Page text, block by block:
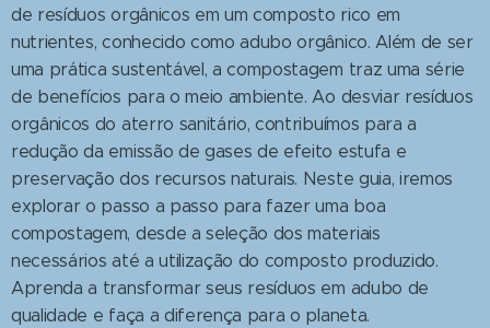
de resíduos orgânicos em um composto rico em
nutrientes, conhecido como adubo orgânico. Além de ser
uma prática sustentável, a compostagem traz uma série
de benefícios para o meio ambiente. Ao desviar resíduos
orgânicos do aterro sanitário, contribuímos para a
redução da emissão de gases de efeito estufa e
preservação dos recursos naturais. Neste guia, iremos
explorar o passo a passo para fazer uma boa
compostagem, desde a seleção dos materiais
necessários até a utilização do composto produzido.
Aprenda a transformar seus resíduos em adubo de
qualidade e faça a diferença para o planeta.